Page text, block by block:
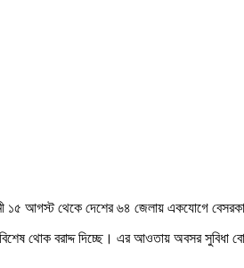
১৫ আগস্ট থেকে দেশের ৬৪ জেলায় একযোগে
থোক বরাদ্দ দিচ্ছে। এর আওতায় অবসর সুবিধা